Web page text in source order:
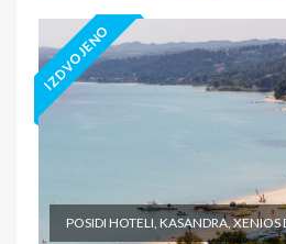
IZDVOJENO
POSIDI HOTELI, KASANDRA,